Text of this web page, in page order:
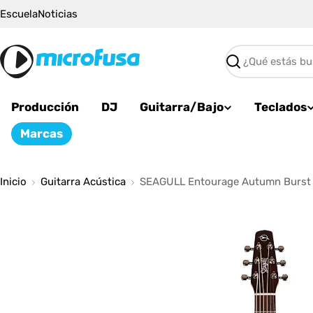
Saltar
EscuelaNoticias
Buscar
Producción DJ Guitarra/Bajo Teclados
Marcas
Inicio Guitarra Acústica SEAGULL Entourage Autumn